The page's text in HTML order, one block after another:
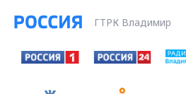
ГТРК Владимир